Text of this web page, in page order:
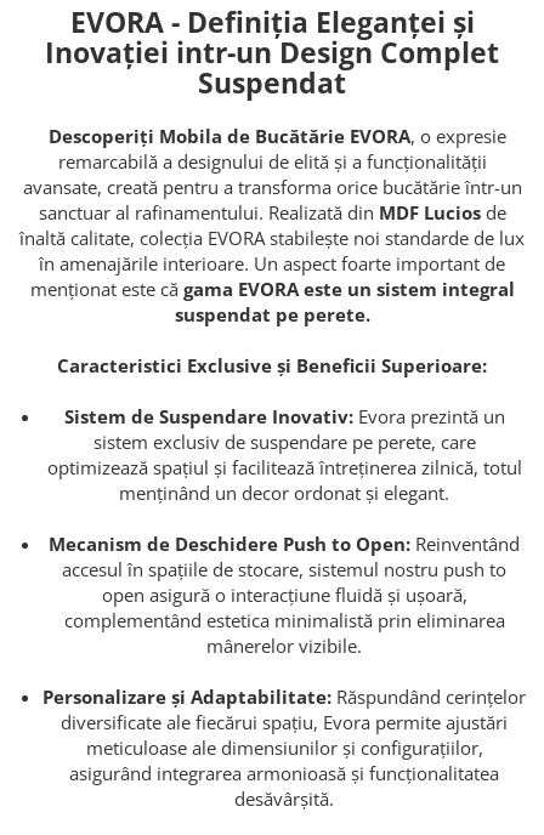
EVORA - Definiția Eleganței și
Inovației intr-un Design Complet
Suspendat
Descoperiți Mobila de Bucătărie EVORA, o expresie
remarcabilă a designului de elită și a funcționalității
avansate, creată pentru a transforma orice bucătărie într-un
sanctuar al rafinamentului. Realizată din MDF Luciosde
înaltă calitate, colecția EVORA stabilește noi standarde de lux
în amenajările interioare. Un aspect foarte important de
menționat este că gama EVORA este un sistem integral
suspendat pe perete.
Caracteristici Exclusive și Beneficii Superioare:
Sistem de Suspendare Inovativ:Evora prezintă un
sistem exclusiv de suspendare pe perete, care
optimizează spațiul și facilitează întreținerea zilnică, totul
menținând un decor ordonat și elegant.
Mecanism de Deschidere Push to Open: Reinventând
accesul în spațiile de stocare, sistemul nostru push to
open asigură o interacțiune fluidă și ușoară,
complementând estetica minimalistă prin eliminarea
mânerelor vizibile.
Personalizare și Adaptabilitate: Răspundând cerințelor
diversificate ale fiecărui spațiu, Evora permite ajustări
meticuloase ale dimensiunilor și configurațiilor,
asigurând integrarea armonioasă și funcționalitatea
desăvârșită.